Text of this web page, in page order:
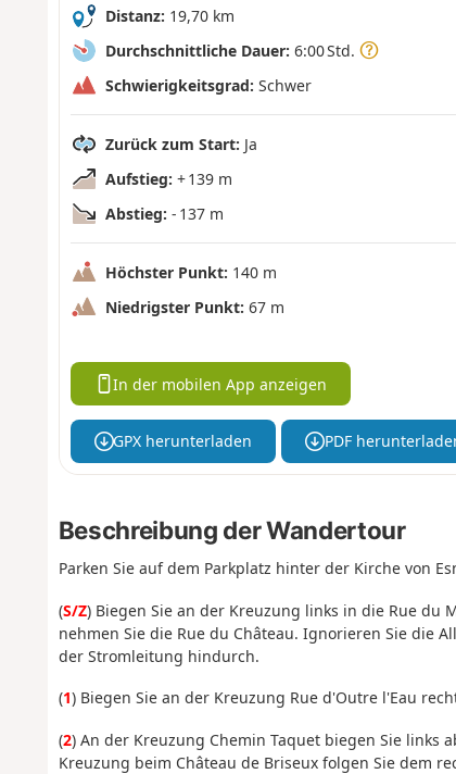
Distanz: 19,70 km
Durchschnittliche Dauer: 6:00 Std.
Schwierigkeitsgrad: Schwer
Zurück zum Start: Ja
Aufstieg: + 139 m
Abstieg: - 137 m
Höchster Punkt: 140 m
Niedrigster Punkt: 67 m
In der mobilen App anzeigen
GPX herunterladen PDF
Beschreibung der Wandertour
Parken Sie auf dem Parkplatz hinter der Kirche von
(S/Z) Biegen Sie an der Kreuzung links in die Rue du
nehmen Sie die Rue du Château. Ignorieren Sie die
der Stromleitung hindurch.
(1) Biegen Sie an der Kreuzung Rue d'Outre l'Eau
(2) An der Kreuzung Chemin Taquet biegen Sie links
Kreuzung beim Château de Briseux folgen Sie dem